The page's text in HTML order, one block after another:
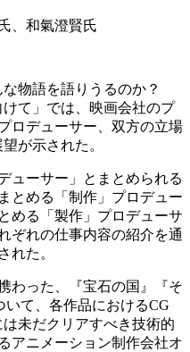
、和氣澄賢氏
物語を語りうるのか？
て」では、映画会社のプ
ロデューサー、双方の立場
が示された。
ューサー」とまとめられる
とめる「制作」プロデュー
める「製作」プロデューサ
ぞれの仕事内容の紹介を通
れた。
わった、『宝石の国』『そ
いて、各作品におけるCG
未だクリアすべき技術的
アニメーション制作会社オ